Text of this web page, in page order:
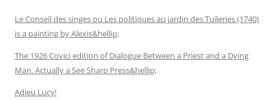
Le Conseil des singes ou Les politiques au jardin des Tuileries (1740)
is a painting by Alexis&hellip;
The 1926 Covici edition of Dialogue Between a Priest and a Dying
Man. Actually a See Sharp Press&hellip;
Adieu Lucy!